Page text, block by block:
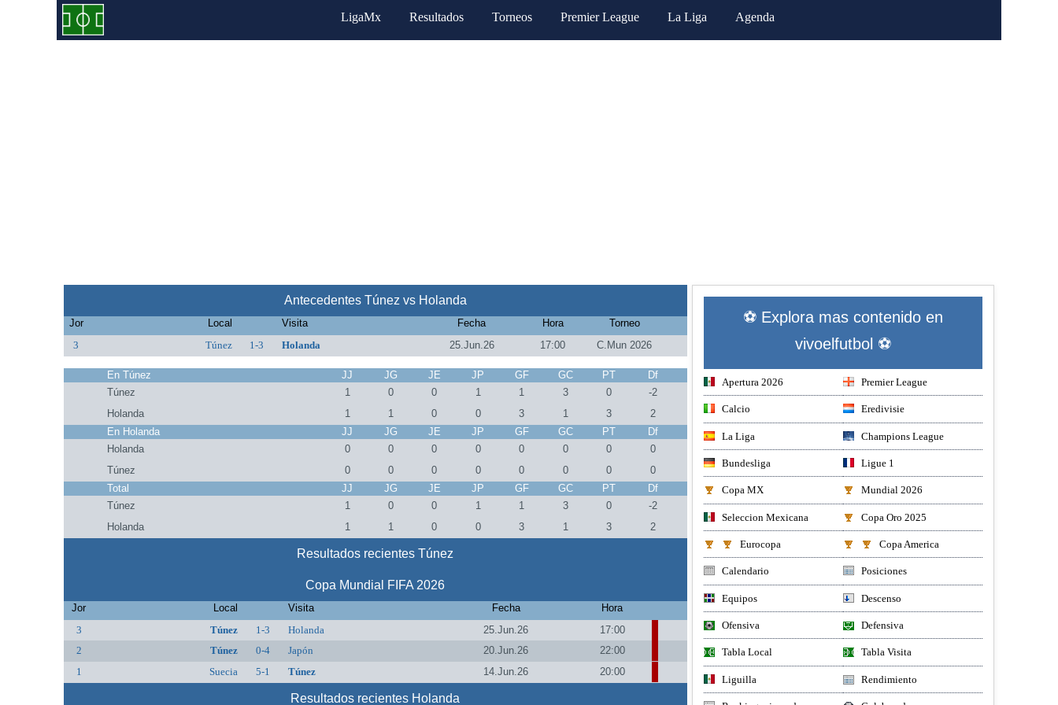
LigaMx Resultados Torneos Premier League La Liga Agenda
Antecedentes Túnez vs Holanda
Jor Local Visita Fecha Hora
Torneo
3
Túnez 1-3 Holanda 25.Jun.26 17:00 C.Mun 2026
En Túnez JJ JG JE JP GF GC PT
Df
Túnez
1 0 0 1 1 3 0
-2
Holanda
1 1 0 0 3 1 3
2
En Holanda
JJ JG JE JP GF GC PT
Df
Holanda
0 0 0 0 0 0 0
0
Túnez
0 0 0 0 0 0 0
0
Total
JJ JG JE JP GF GC PT
Df
Túnez
1 0 0 1 1 3 0
-2
Holanda
1 1 0 0 3 1 3 2
Resultados recientes Túnez
Copa Mundial FIFA 2026
Jor Local Visita Fecha
Hora
3
Túnez 1-3 Holanda 25.Jun.26
17:00
2
Túnez 0-4 Japón 20.Jun.26
22:00
1
Suecia 5-1 Túnez 14.Jun.26 20:00
Resultados recientes Holanda
⚽ Explora mas contenido en
vivoelfutbol ⚽
Apertura 2026 Premier League
Calcio Eredivisie
La Liga Champions League
Bundesliga Ligue 1
Copa MX Mundial 2026
Seleccion Mexicana Copa Oro 2025
Eurocopa Copa America
Calendario Posiciones
Equipos Descenso
Ofensiva Defensiva
Tabla Local Tabla Visita
Liguilla Rendimiento